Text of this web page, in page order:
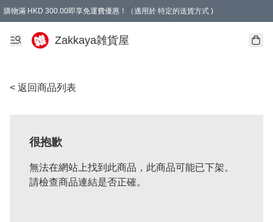
購物滿 HKD 300.00即享免運費優惠！（適用於 特定的送貨方式 )
Zakkaya雑貨屋
< 返回商品列表
很抱歉
無法在網站上找到此商品，此商品可能已下架。
請檢查商品連結是否正確。